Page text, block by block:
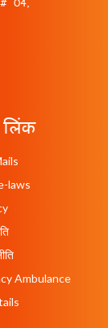
laws
Ambulance